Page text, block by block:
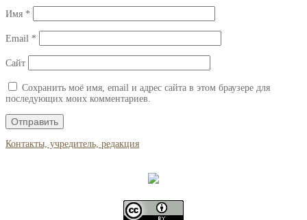
Имя *
Email *
Сайт
Сохранить моё имя, email и адрес сайта в этом браузере для
последующих моих комментариев.
Контакты, учредитель, редакция